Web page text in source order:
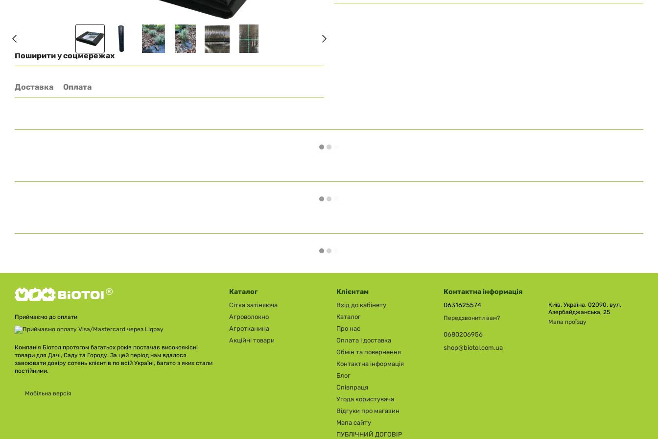
Поширити у соцмережах
Доставка Оплата
Приймаємо до оплати
Компанія Біотол протягом багатьох років постачає високоякісні
товари для Дачі, Саду та Городу. За цей період нам вдалося
завоювати довіру сотень клієнтів по всій Україні, багато з яких стали
постійними.
Мобільна версія
Каталог
Сітка затіняюча
Агроволокно
Агротканина
Акційні товари
Клієнтам
Вхід до кабінету
Каталог
Про нас
Оплата і доставка
Обмін та повернення
Контактна інформація
Блог
Співпраця
Угода користувача
Відгуки про магазин
Мапа сайту
ПУБЛІЧНИЙ ДОГОВІР
Контактна інформація
0631625574
Передзвонити вам?
0680206956
shop@biotol.com.ua
Київ, Україна, 02090, вул.
Азербайджанська, 25
Мапа проїзду